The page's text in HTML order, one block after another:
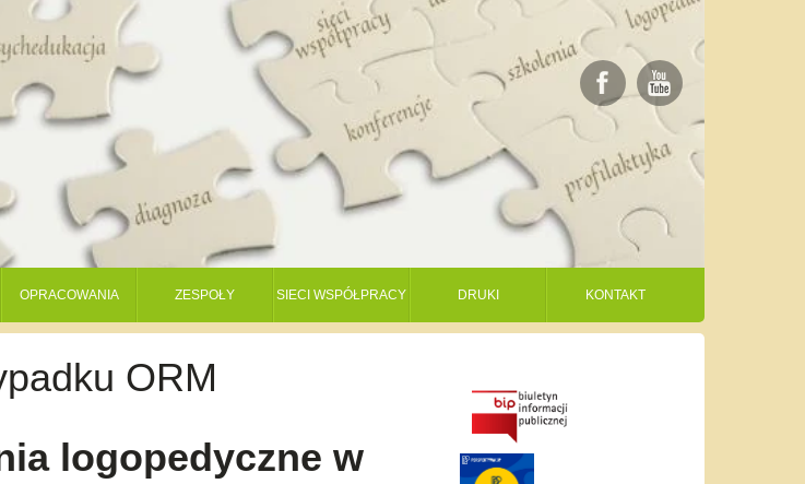
OPRACOWANIA ZESPOŁY SIECI WSPÓŁPRACY DRUKI KONTAKT
ORM
logopedyczne w